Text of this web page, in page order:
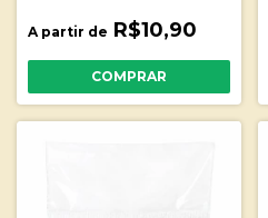
A partir de R$10,90
COMPRAR